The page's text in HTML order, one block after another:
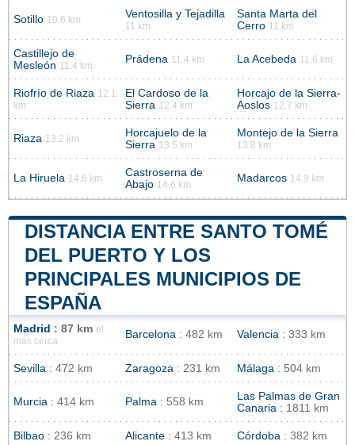
Sotillo 10.6 km Ventosilla y Tejadilla
11 km
Santa Marta del
Cerro 11 km
Castillejo de
Mesleón 11.4 km
Prádena 11.4 km La Acebeda 11.6 km
Riofrío de Riaza 12.1
km
El Cardoso de la
Sierra 12.4 km
Horcajo de la Sierra-
Aoslos 12.7 km
Riaza 13.2 km
Horcajuelo de la
Sierra 13.5 km
Montejo de la Sierra
13.8 km
La Hiruela 14.6 km
Castroserna de
Abajo 14.6 km
Madarcos 14.9 km
DISTANCIA ENTRE SANTO TOMÉ
DEL PUERTO Y LOS
PRINCIPALES MUNICIPIOS DE
ESPAÑA
Madrid : 87 km el
más cerca
Barcelona : 482 km Valencia : 333 km
Sevilla : 472 km Zaragoza : 231 km Málaga : 504 km
Murcia : 414 km Palma : 558 km
Las Palmas de Gran
Canaria : 1811 km
Bilbao : 236 km Alicante : 413 km Córdoba : 382 km